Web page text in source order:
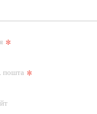
*
пошта *